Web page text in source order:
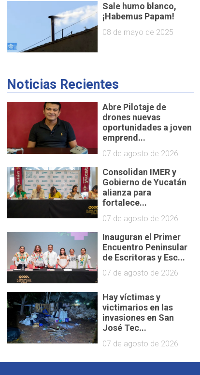
Sale humo blanco,
¡Habemus Papam!
08 de mayo de 2025
Noticias Recientes
Abre Pilotaje de
drones nuevas
oportunidades a joven
emprend...
07 de agosto de 2026
Consolidan IMER y
Gobierno de Yucatán
alianza para
fortalece...
07 de agosto de 2026
Inauguran el Primer
Encuentro Peninsular
de Escritoras y Esc...
07 de agosto de 2026
Hay víctimas y
victimarios en las
invasiones en San
José Tec...
07 de agosto de 2026